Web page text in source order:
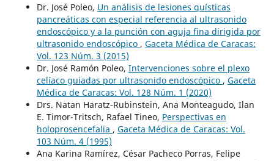
Dr. José Poleo, Un análisis de lesiones quísticas
pancreáticas con especial referencia al ultrasonido
endoscópico y a la punción con aguja fina dirigida por
ultrasonido endoscópico , Gaceta Médica de Caracas:
Vol. 123 Núm. 3 (2015)
Dr. José Ramón Poleo, Intervenciones sobre el plexo
celíaco guiadas por ultrasonido endoscópico , Gaceta
Médica de Caracas: Vol. 128 Núm. 1 (2020)
Drs. Natan Haratz-Rubinstein, Ana Monteagudo, Ilan
E. Timor-Tritsch, Rafael Tineo, Perspectivas en
holoprosencefalia , Gaceta Médica de Caracas: Vol.
103 Núm. 4 (1995)
Ana Karina Ramírez, César Pacheco Porras, Felipe